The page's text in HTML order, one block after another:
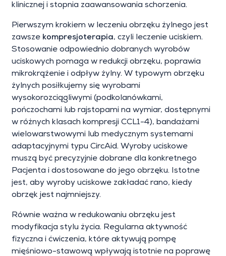
klinicznej i stopnia zaawansowania schorzenia.
Pierwszym krokiem w leczeniu obrzęku żylnego jest
zawsze kompresjoterapia, czyli leczenie uciskiem.
Stosowanie odpowiednio dobranych wyrobów
uciskowych pomaga w redukcji obrzęku, poprawia
mikrokrążenie i odpływ żylny. W typowym obrzęku
żylnych posiłkujemy się wyrobami
wysokorozciągliwymi (podkolanówkami,
pończochami lub rajstopami na wymiar, dostępnymi
w różnych klasach kompresji CCL1-4), bandażami
wielowarstwowymi lub medycznym systemami
adaptacyjnymi typu CircAid. Wyroby uciskowe
muszą być precyzyjnie dobrane dla konkretnego
Pacjenta i dostosowane do jego obrzęku. Istotne
jest, aby wyroby uciskowe zakładać rano, kiedy
obrzęk jest najmniejszy.
Równie ważna w redukowaniu obrzęku jest
modyfikacja stylu życia. Regularna aktywność
fizyczna i ćwiczenia, które aktywują pompę
mięśniowo-stawową wpływają istotnie na poprawę